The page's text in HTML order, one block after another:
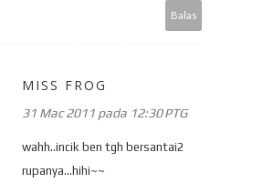
Balas
MISS FROG
31 Mac 2011 pada 12:30 PTG
wahh..incik ben tgh bersantai2
rupanya...hihi~~